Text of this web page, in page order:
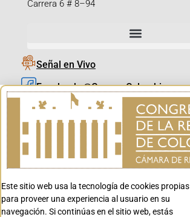
Carrera 6 # 8–94
Señal en Vivo
Facebook_@CamaraColombia
Instagram_@CamaraColombia
X_@CamaraColombia
Youtube_@CamaraColombia
Youtube_@CanalCongreso
Este sitio web usa la tecnología de cookies propias
para proveer una experiencia al usuario en su
navegación. Si continúas en el sitio web, estás